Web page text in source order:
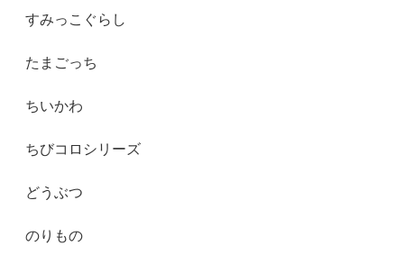
すみっこぐらし
たまごっち
ちいかわ
ちびコロシリーズ
どうぶつ
のりもの